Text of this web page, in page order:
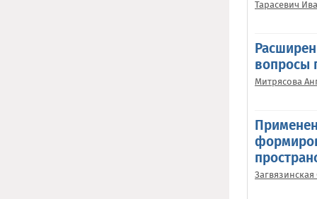
Тарасевич
вопросы
Митрясова